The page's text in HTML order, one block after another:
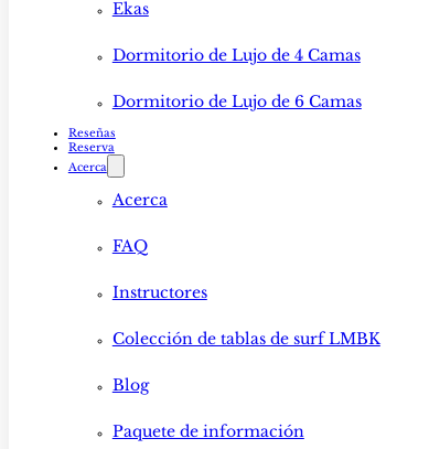
Ekas
Dormitorio de Lujo de 4 Camas
Dormitorio de Lujo de 6 Camas
Reseñas
Reserva
Acerca
Acerca
FAQ
Instructores
Colección de tablas de surf LMBK
Blog
Paquete de información